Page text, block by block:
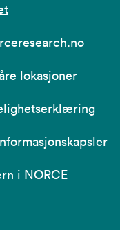
lokasjoner
i NORCE